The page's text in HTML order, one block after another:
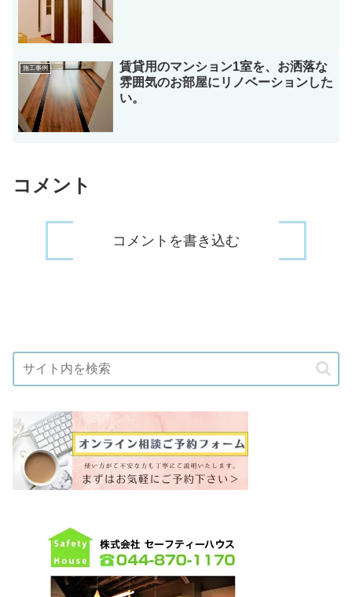
施工事例
賃貸用のマンション1室を、お洒落な
雰囲気のお部屋にリノベーションした
い。
コメント
コメントを書き込む